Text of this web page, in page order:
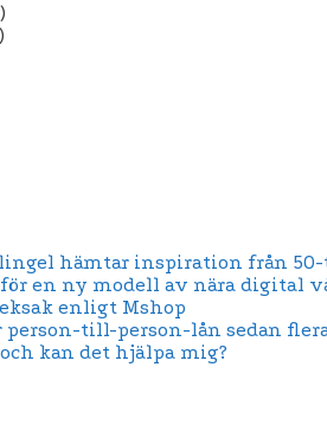
hämtar inspiration från
en ny modell av nära digital
enligt Mshop
person-till-person-lån sedan
kan det hjälpa mig?